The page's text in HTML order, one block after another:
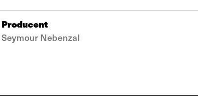
Producent
Seymour Nebenzal